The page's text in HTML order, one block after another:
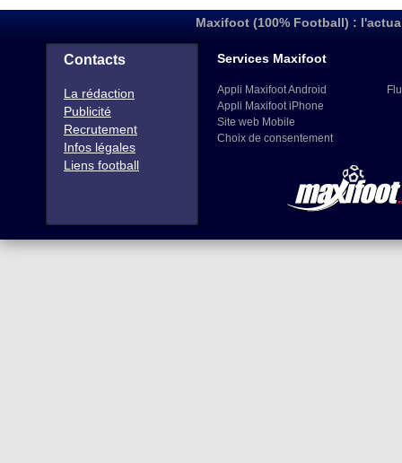
Maxifoot (100% Football) :
Contacts
La rédaction
Publicité
Recrutement
Infos légales
Liens football
Services Maxifoot
Appli Maxifoot Android
Appli Maxifoot iPhone
Site web Mobile
Choix de consentement